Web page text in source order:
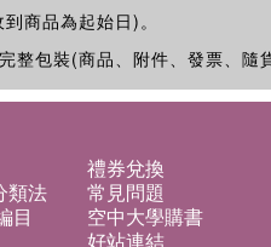
到商品為起始日)。
包裝(商品、附件、發票、隨
禮券兌換
類法 常見問題
目 空中大學購書
好站連結